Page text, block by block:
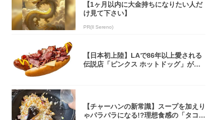
【1ヶ月以内に大金持ちになりたい人だ
け見て下さい】
PR(Il Sereno)
【日本初上陸】LAで86年以上愛される
伝説店「ピンクス ホットドッグ」が年
【チャーハンの新常識】スープを加えり
ゃパラパラになる!?理想食感の「タコチ